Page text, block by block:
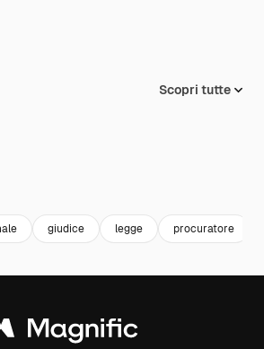
Scopri tutte
giudice legge procuratore